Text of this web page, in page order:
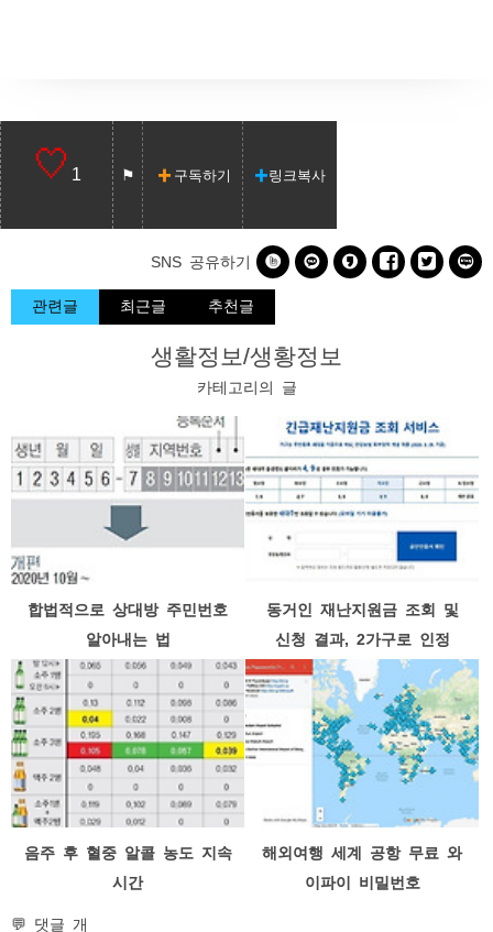
1 구독하기 링크복사
SNS 공유하기      
관련글 최근글 추천글
생활정보/생황정보
카테고리의 글
합법적으로 상대방 주민번호
알아내는 법
동거인 재난지원금 조회 및
신청 결과, 2가구로 인정
음주 후 혈중 알콜 농도 지속
시간
해외여행 세계 공항 무료 와
이파이 비밀번호
💬 댓글 개